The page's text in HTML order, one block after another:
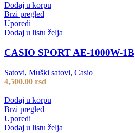
Dodaj u korpu
Brzi pregled
Uporedi
Dodaj u listu želja
CASIO SPORT AE-1000W-1B
Satovi, Muški satovi, Casio
4,500.00 rsd
Dodaj u korpu
Brzi pregled
Uporedi
Dodaj u listu želja